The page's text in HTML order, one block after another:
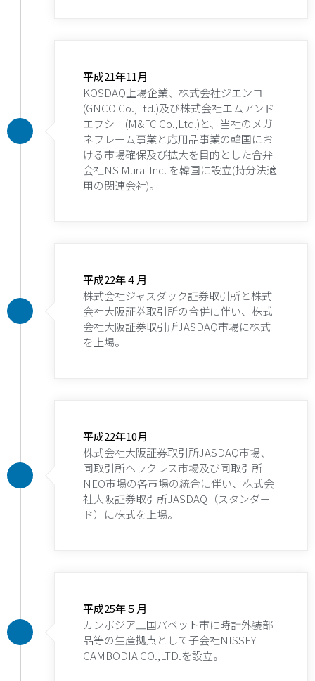
平成21年11月
KOSDAQ上場企業、株式会社ジエンコ
(GNCO Co.,Ltd.)及び株式会社エムアンド
エフシー(M&FC Co.,Ltd.)と、当社のメガ
ネフレーム事業と応用品事業の韓国にお
ける市場確保及び拡大を目的とした合弁
会社NS Murai Inc. を韓国に設立(持分法適
用の関連会社)。
平成22年４月
株式会社ジャスダック証券取引所と株式
会社大阪証券取引所の合併に伴い、株式
会社大阪証券取引所JASDAQ市場に株式
を上場。
平成22年10月
株式会社大阪証券取引所JASDAQ市場、
同取引所ヘラクレス市場及び同取引所
NEO市場の各市場の統合に伴い、株式会
社大阪証券取引所JASDAQ（スタンダー
ド）に株式を上場。
平成25年５月
カンボジア王国バベット市に時計外装部
品等の生産拠点として子会社NISSEY
CAMBODIA CO.,LTD.を設立。